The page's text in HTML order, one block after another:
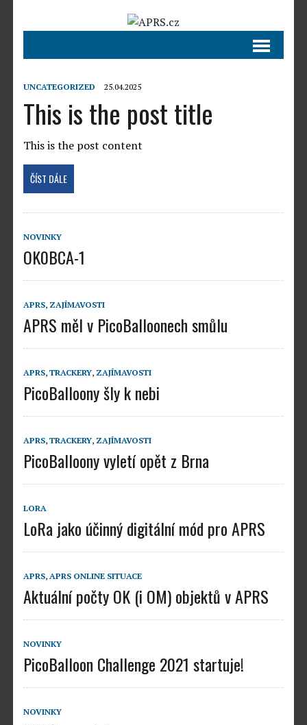
UNCATEGORIZED 25.04.2025
This is the post title
This is the post content
ČÍST DÁLE
NOVINKY
OK0BCA-1
APRS, ZAJÍMAVOSTI
APRS měl v PicoBalloonech smůlu
APRS, TRACKERY, ZAJÍMAVOSTI
PicoBalloony šly k nebi
APRS, TRACKERY, ZAJÍMAVOSTI
PicoBalloony vyletí opět z Brna
LORA
LoRa jako účinný digitální mód pro APRS
APRS, APRS ONLINE SITUACE
Aktuální počty OK (i OM) objektů v APRS
NOVINKY
PicoBalloon Challenge 2021 startuje!
NOVINKY